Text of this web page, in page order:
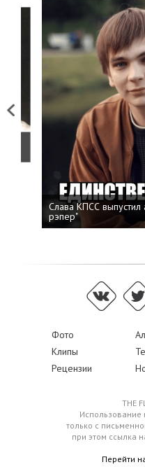
Previous
Слава КПСС выпустил
рэпер"
Фото
Клипы
Рецензии
THE
только с
при этом ссылка
Перейти